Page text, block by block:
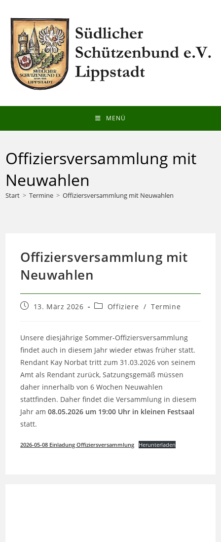
Inhalt
springen
MENÜ
Offiziersversammlung mit
Neuwahlen
Start > Termine > Offiziersversammlung mit Neuwahlen
Offiziersversammlung mit
Neuwahlen
Beitrag13. März 2026
Beitrags-
Offiziere / Termine
Unsere diesjährige Sommer-Offiziersversammlung
findet auch in diesem Jahr wieder etwas früher statt.
Rendant Kay Norbat tritt zum 31.03.2026 von seinem
Amt als Rendant zurück, Satzungsgemäß müssen
daher innerhalb von 6 Wochen Neuwahlen
stattfinden. Daher findet die Versammlung in diesem
Jahr am08.05.2026 um 19:00 Uhr in kleinen Festsaal
statt.
2026-05-08 Einladung Offiziersversammlung Herunterladen